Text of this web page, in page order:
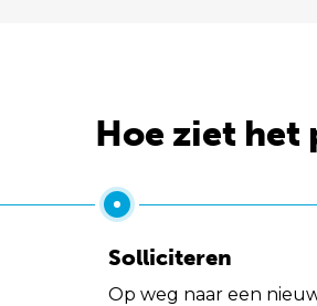
Hoe ziet het
Solliciteren
Op weg naar een